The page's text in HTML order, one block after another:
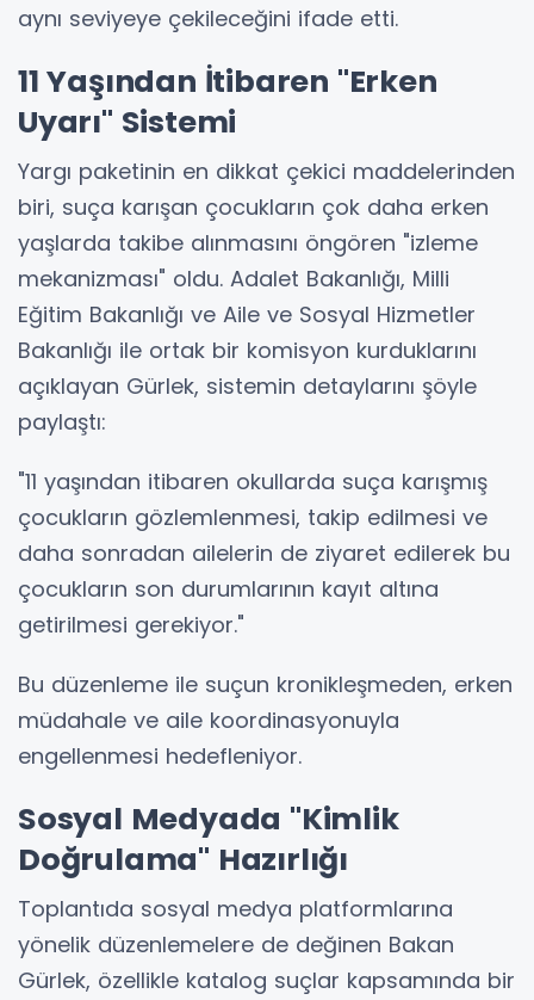
aynı seviyeye çekileceğini ifade etti.
11 Yaşından İtibaren "Erken
Uyarı" Sistemi
Yargı paketinin en dikkat çekici maddelerinden
biri, suça karışan çocukların çok daha erken
yaşlarda takibe alınmasını öngören "izleme
mekanizması" oldu. Adalet Bakanlığı, Milli
Eğitim Bakanlığı ve Aile ve Sosyal Hizmetler
Bakanlığı ile ortak bir komisyon kurduklarını
açıklayan Gürlek, sistemin detaylarını şöyle
paylaştı:
"11 yaşından itibaren okullarda suça karışmış
çocukların gözlemlenmesi, takip edilmesi ve
daha sonradan ailelerin de ziyaret edilerek bu
çocukların son durumlarının kayıt altına
getirilmesi gerekiyor."
Bu düzenleme ile suçun kronikleşmeden, erken
müdahale ve aile koordinasyonuyla
engellenmesi hedefleniyor.
Sosyal Medyada "Kimlik
Doğrulama" Hazırlığı
Toplantıda sosyal medya platformlarına
yönelik düzenlemelere de değinen Bakan
Gürlek, özellikle katalog suçlar kapsamında bir